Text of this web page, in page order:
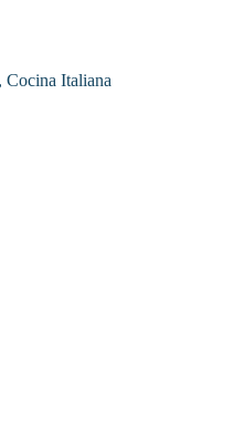
Cocina Italiana